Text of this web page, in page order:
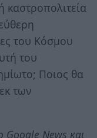
καστροπολιτεία
του Κόσμου
του
Ποιος θα
των
Google News και